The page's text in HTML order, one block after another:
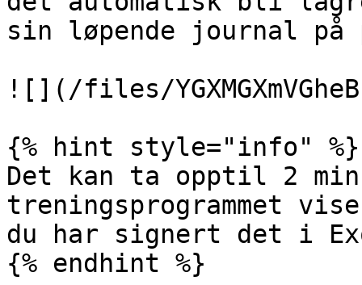
sin løpende journal på
![](/files/
{% hint style="info" %}
Det kan ta opptil 2
treningsprogrammet
du har signert det i
{% endhint %}